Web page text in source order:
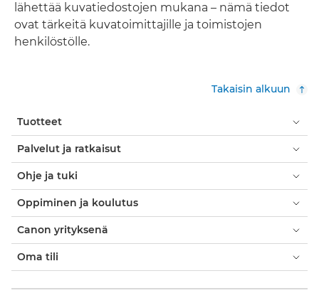
lähettää kuvatiedostojen mukana – nämä tiedot
ovat tärkeitä kuvatoimittajille ja toimistojen
henkilöstölle.
Takaisin alkuun
Tuotteet
Palvelut ja ratkaisut
Ohje ja tuki
Oppiminen ja koulutus
Canon yrityksenä
Oma tili